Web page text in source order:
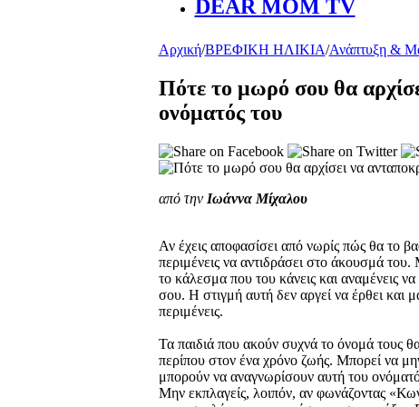
DEAR MOM TV
Αρχική/ΒΡΕΦΙΚΗ ΗΛΙΚΙΑ/Ανάπτυξη &
Πότε το μωρό σου θα
ονόματός του
από την Ιωάννα Μίχαλου
Αν έχεις αποφασίσει από νωρίς πώς θα το
περιμένεις να αντιδράσει στο άκουσμά του.
το κάλεσμα που του κάνεις και αναμένεις
σου. Η στιγμή αυτή δεν αργεί να έρθει και
περιμένεις.
Τα παιδιά που ακούν συχνά το όνομά τους
περίπου στον ένα χρόνο ζωής. Μπορεί να
μπορούν να αναγνωρίσουν αυτή του
Μην εκπλαγείς, λοιπόν, αν φωνάζοντας